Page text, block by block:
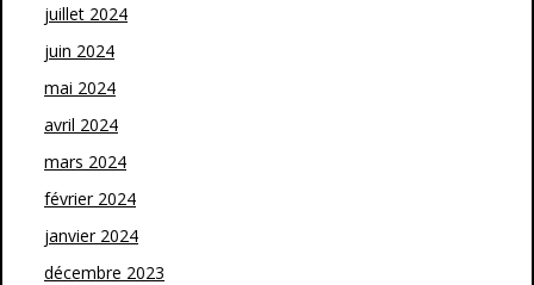
juillet 2024
juin 2024
mai 2024
avril 2024
mars 2024
février 2024
janvier 2024
décembre 2023